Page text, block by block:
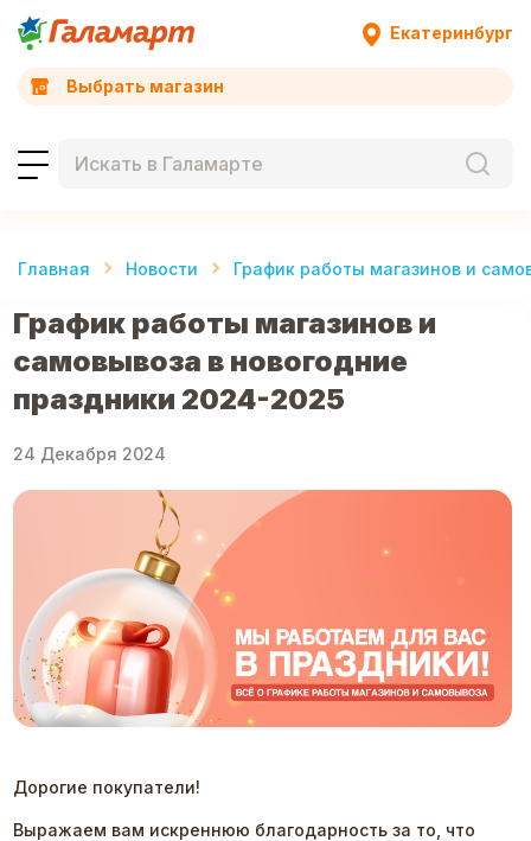
Екатеринбург
Выбрать магазин
Главная Новости График работы магазинов и
График работы магазинов и
самовывоза в новогодние
праздники 2024-2025
24 Декабря 2024
Дорогие покупатели!
Выражаем вам искреннюю благодарность за то, что